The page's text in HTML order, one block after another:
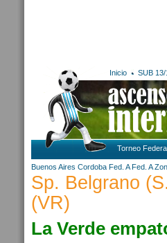
Inicio SUB
Torneo
Buenos Aires Cordoba Fed. A Fed. A
Sp. Belgrano
(VR)
La Verde